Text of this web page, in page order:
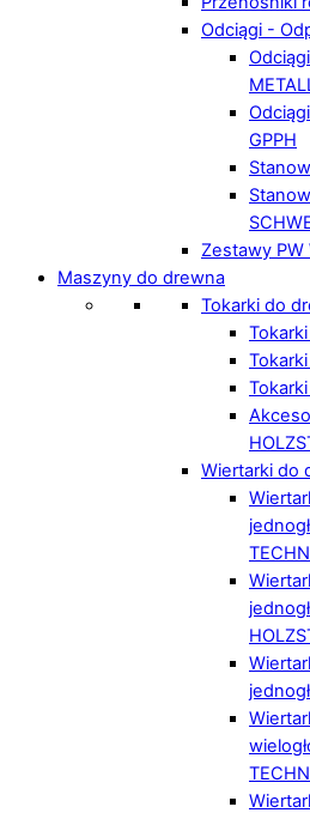
Odciągi -
GPPH
Zestawy PW
Maszyny do drewna
Tokarki do
Tokarki
Wiertarki do